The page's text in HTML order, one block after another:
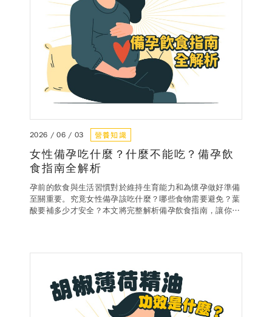
2026 / 06 / 03 營養知識
女性備孕吃什麼？什麼不能吃？備孕飲
食指南全解析
孕前的飲食與生活習慣對於維持生育能力和為懷孕做好準備
至關重要。究竟女性備孕該吃什麼？哪些食物需要避免？葉
酸要補多少才安全？本文將完整解析備孕飲食指南，讓你掌